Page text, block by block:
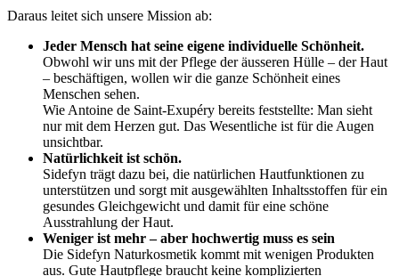
Daraus leitet sich unsere Mission ab:
Jeder Mensch hat seine eigene individuelle Schönheit.
Obwohl wir uns mit der Pflege der äusseren Hülle – der Haut
– beschäftigen, wollen wir die ganze Schönheit eines
Menschen sehen.
Wie Antoine de Saint-Exupéry bereits feststellte: Man sieht
nur mit dem Herzen gut. Das Wesentliche ist für die Augen
unsichtbar.
Natürlichkeit ist schön.
Sidefyn trägt dazu bei, die natürlichen Hautfunktionen zu
unterstützen und sorgt mit ausgewählten Inhaltsstoffen für ein
gesundes Gleichgewicht und damit für eine schöne
Ausstrahlung der Haut.
Weniger ist mehr – aber hochwertig muss es sein
Die Sidefyn Naturkosmetik kommt mit wenigen Produkten
aus. Gute Hautpflege braucht keine komplizierten